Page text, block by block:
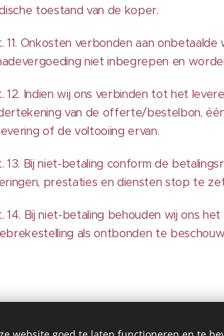
toestand van de koper.
11. Onkosten verbonden aan
niet inbegrepen en
12. Indien wij ons verbinden tot het
van de offerte/bestelbon,
of de voltooiing ervan.
13. Bij niet-betaling conform de
prestaties en diensten stop te
14. Bij niet-betaling behouden wij ons
als ontbonden te